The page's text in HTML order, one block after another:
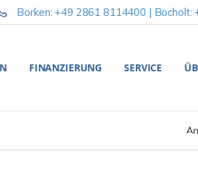
Borken: +49 2861 8114400 | Bocholt:
FINANZIERUNG SERVICE